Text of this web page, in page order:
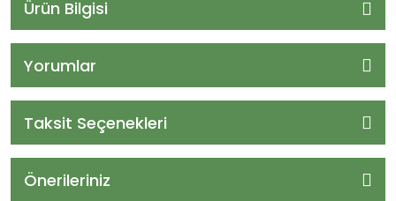
Ürün Bilgisi
Yorumlar
Taksit Seçenekleri
Önerileriniz